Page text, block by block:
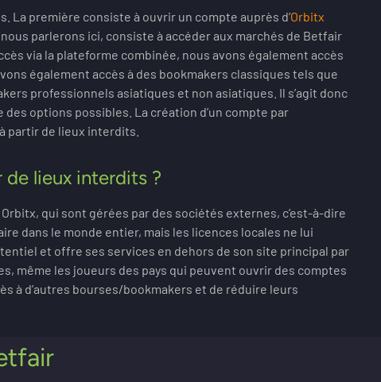
La première consiste à ouvrir un compte auprès d’Orbitx
parlerons ici, consiste à accéder aux marchés de Betfair
via la plateforme combinée, nous avons également accès
également accès à des bookmakers classiques tels que
professionnels asiatiques et non asiatiques. Il s’agit donc
options possibles. La création d’un compte par
partir de lieux interdits.
de lieux interdits ?
qui sont gérées par des sociétés externes, c’est-à-dire
dans le monde entier, mais les licences locales ne lui
et offre ses services en dehors de son site principal par
même les joueurs des pays qui peuvent ouvrir des comptes
à d’autres bourses/bookmakers et de réduire leurs